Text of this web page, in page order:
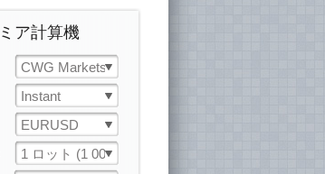
ア計算機
CWG Markets
Instant
EURUSD
1 ロット (1 000 ユニット)